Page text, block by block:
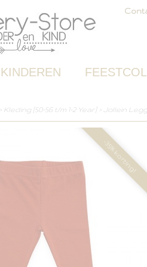
KINDEREN
> Kleding [50-56 t/m 1-2 Year]> Jollein
-35% korting!